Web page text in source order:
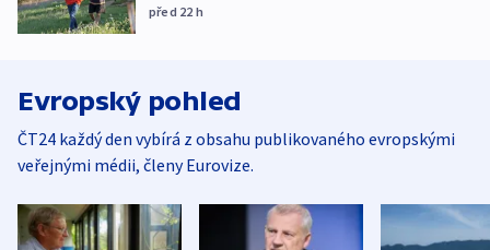
před 22 h
Evropský pohled
ČT24 každý den vybírá z obsahu publikovaného evropskými
veřejnými médii, členy Eurovize.